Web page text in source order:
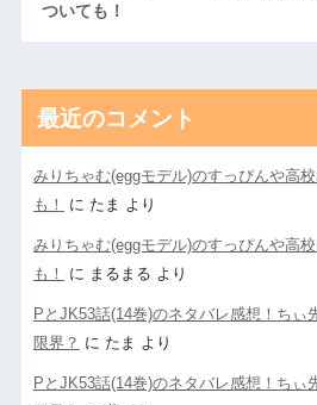
ついても！
最近のコメント
みりちゃむ(eggモデル)のすっぴんや高
も！
に たま より
みりちゃむ(eggモデル)のすっぴんや高
も！
に まるまる より
PとJK53話(14巻)のネタバレ感想！ちぃ
限界？ に たま より
PとJK53話(14巻)のネタバレ感想！ちぃ